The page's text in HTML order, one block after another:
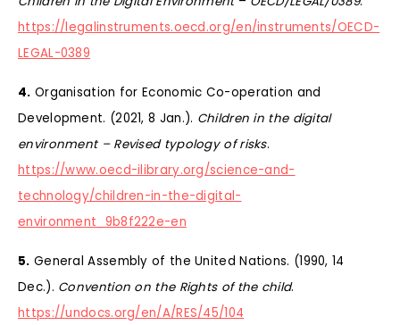
https://legalinstruments.oecd.org/en/instruments/OECD-
LEGAL-0389
4. Organisation for Economic Co-operation and
Development. (2021, 8 Jan.). Children in the digital
environment – Revised typology of risks.
https://www.oecd-ilibrary.org/science-and-
technology/children-in-the-digital-
environment_9b8f222e-en
5. General Assembly of the United Nations. (1990, 14
Dec.). Convention on the Rights of the child.
https://undocs.org/en/A/RES/45/104